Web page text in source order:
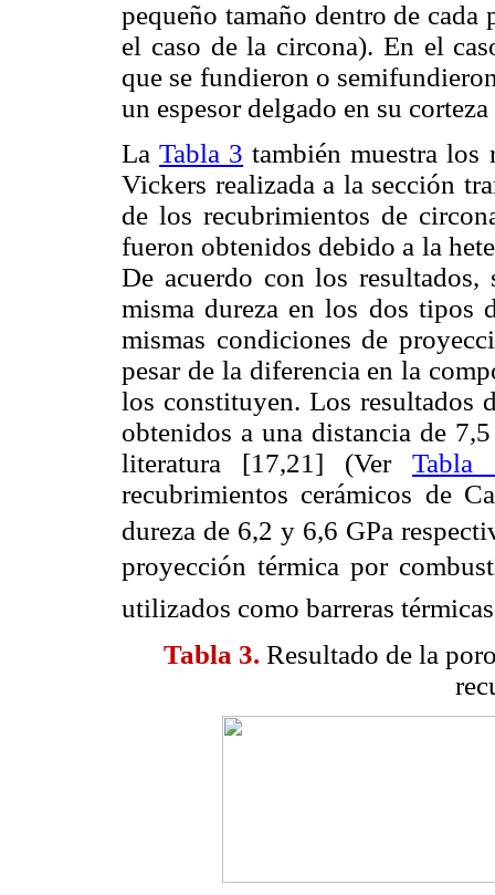
pequeño tamaño dentro de
el caso de la circona). En el
que se fundieron o
un espesor delgado en su
LaTabla 3 también muestra los
Vickers realizada a la sección
de los recubrimientos de
fueron obtenidos debido a la
De acuerdo con los
misma dureza en los dos tipos
mismas condiciones de
pesar de la diferencia en la
los constituyen. Los resultados
obtenidos a una distancia de
literatura [17,21] (Ver Tabla
recubrimientos cerámicos de
dureza de 6,2 y 6,6 GPa
proyección térmica por
utilizados como barreras
Tabla 3. Resultado de la